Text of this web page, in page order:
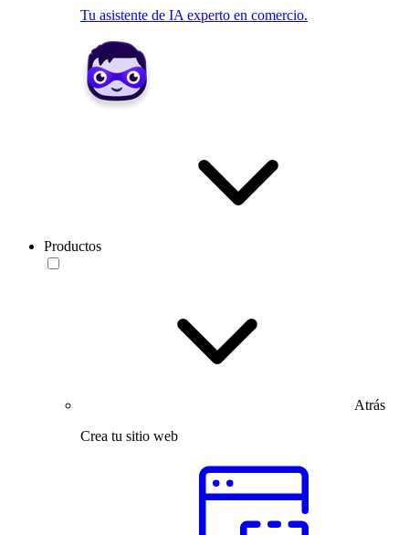
Tu asistente de IA experto en comercio.
Productos
Atrás
Crea tu sitio web